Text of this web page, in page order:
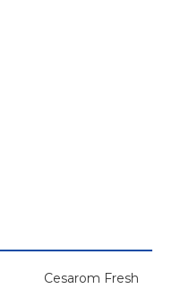
Cesarom Fresh